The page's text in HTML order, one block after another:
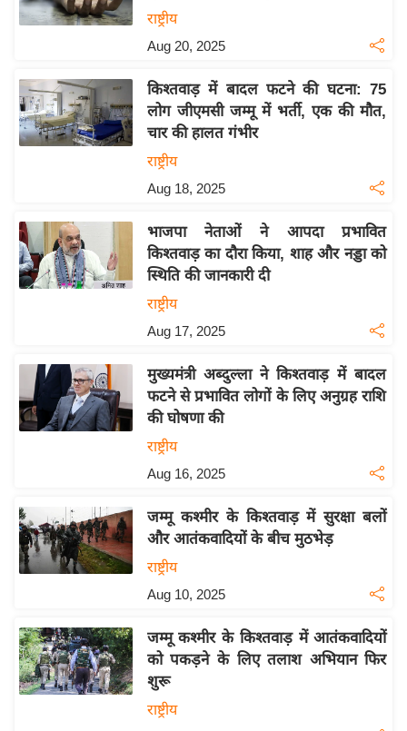
वि
शे
ज्ञ
रा
य
खे
ल
क्रि
L
2
क्रा
इ
म
-
पे
प
र
राष्ट्रीय
Aug 20, 2025
किश्तवाड़ में बादल फटने की घटना: 75
लोग जीएमसी जम्मू में भर्ती, एक की मौत,
चार की हालत गंभीर
राष्ट्रीय
Aug 18, 2025
भाजपा नेताओं ने आपदा प्रभावित
किश्तवाड़ का दौरा किया, शाह और नड्डा को
स्थिति की जानकारी दी
राष्ट्रीय
Aug 17, 2025
मुख्यमंत्री अब्दुल्ला ने किश्तवाड़ में बादल
फटने से प्रभावित लोगों के लिए अनुग्रह राशि
की घोषणा की
राष्ट्रीय
Aug 16, 2025
जम्मू कश्मीर के किश्तवाड़ में सुरक्षा बलों
और आतंकवादियों के बीच मुठभेड़
राष्ट्रीय
Aug 10, 2025
जम्मू कश्मीर के किश्तवाड़ में आतंकवादियों
को पकड़ने के लिए तलाश अभियान फिर
शुरू
राष्ट्रीय